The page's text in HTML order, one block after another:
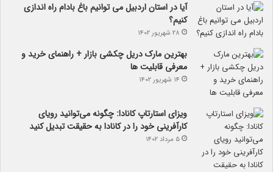
آیا در استان اردبیل می توانیم باغ بادام راه اندازی
کنیم؟
۲۸ شهریور ۱۴۰۲
بهترین مارک دریل چکشی بازار + راهنمای خرید و
معرفی قابلیت ها
۱۴ شهریور ۱۴۰۲
ویزای استارتاپ کانادا: چگونه می‌توانید رویای
کارآفرینی خود را در کانادا به حقیقت تبدیل کنید
۵ مرداد ۱۴۰۲